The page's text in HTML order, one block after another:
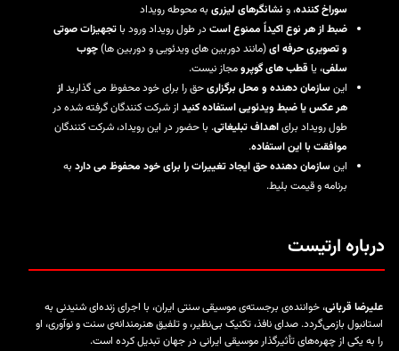
سوراخ کننده، و نشانگرهای لیزری به محوطه رویداد
ضبط از هر نوع اکیداً ممنوع است در طول رویداد ورود باتجهیزات صوتی
و تصویری حرفه ای(مانند دوربین های ویدئویی و دوربین ها)چوب
سلفی، یا قطب های گوپرومجاز نیست.
این سازمان دهنده و محل برگزاریحق را برای خود محفوظ می گذاریداز
هر عکس یا ضبط ویدئویی استفاده کنید از شرکت کنندگان گرفته شده در
طول رویداد برایاهداف تبلیغاتی. با حضور در این رویداد، شرکت کنندگان
موافقت با این استفاده.
این سازمان دهنده حق ایجاد تغییرات را برای خود محفوظ می دارد به
برنامه و قیمت بلیط.
درباره ارتیست
علیرضا قربانی، خواننده‌ی برجسته‌ی موسیقی سنتی ایران، با اجرای زنده‌ای شنیدنی به
استانبول بازمی‌گردد. صدای نافذ، تکنیک بی‌نظیر، و تلفیق هنرمندانه‌ی سنت و نوآوری، او
را به یکی از چهره‌های تأثیرگذار موسیقی ایرانی در جهان تبدیل کرده است.